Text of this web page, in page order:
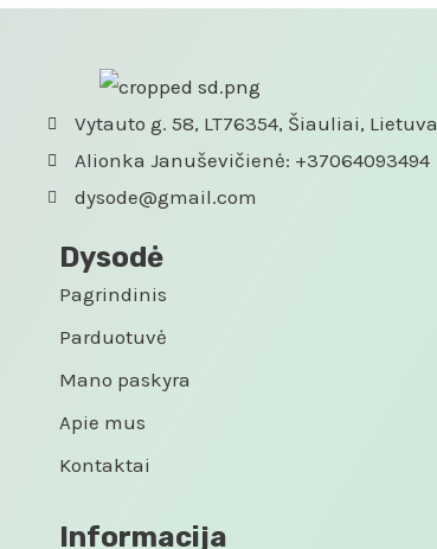
Vytauto g. 58, LT76354, Šiauliai, Lietuva
Alionka Januševičienė: +37064093494
dysode@gmail.com
Dysodė
Pagrindinis
Parduotuvė
Mano paskyra
Apie mus
Kontaktai
Informacija